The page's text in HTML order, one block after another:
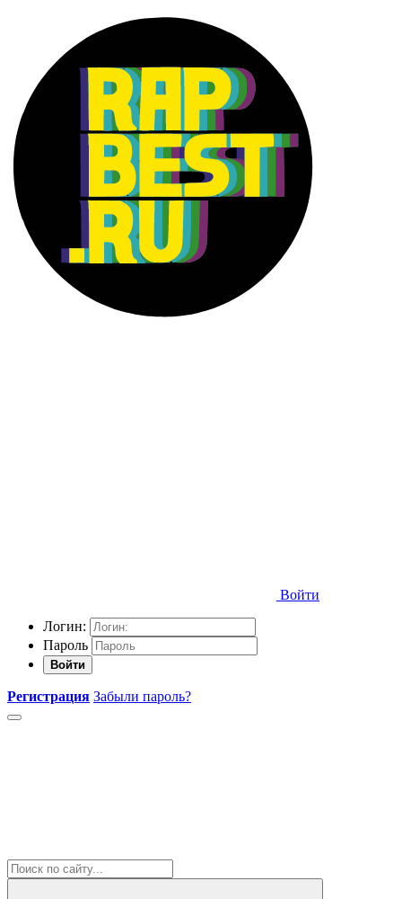
Войти
Логин:
Пароль
Войти
Регистрация Забыли пароль?